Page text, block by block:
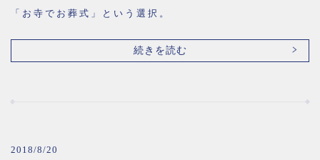
「お寺でお葬式」という選択。
続きを読む
2018/8/20